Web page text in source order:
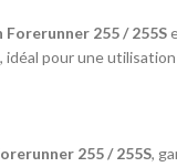
Forerunner 255 / 255S
idéal pour une
255 / 255S,